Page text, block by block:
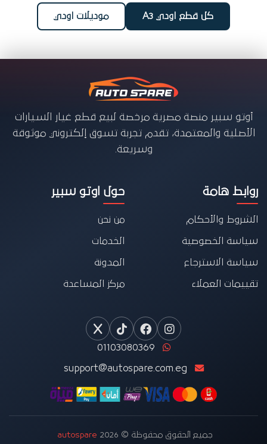
كل قطع اودي A3 موديلات اودي
أوتو سبير منصة مصرية مرخصة لبيع قطع غيار السيارات
الأصلية والمعتمدة، تقدم تجربة تسوق إلكتروني موثوقة
وسريعة.
روابط هامة
الشروط والأحكام
سياسة الخصوصية
سياسة الاسترجاع
تقييمات العملاء
حول اوتو سبير
من نحن
الخدمات
المدونة
مركز المساعدة
جميع الحقوق محفوظة © 2026 autospare